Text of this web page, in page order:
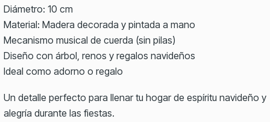
Diámetro: 10 cm
Material: Madera decorada y pintada a mano
Mecanismo musical de cuerda (sin pilas)
Diseño con árbol, renos y regalos navideños
Ideal como adorno o regalo
Un detalle perfecto para llenar tu hogar de espíritu navideño y
alegría durante las fiestas.